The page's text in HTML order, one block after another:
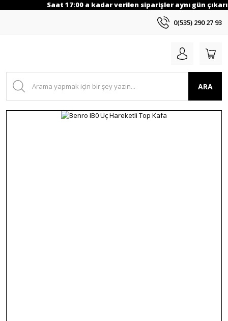
Saat 17:00 a kadar verilen siparişler aynı gün
0(535) 290 27 93
ARA